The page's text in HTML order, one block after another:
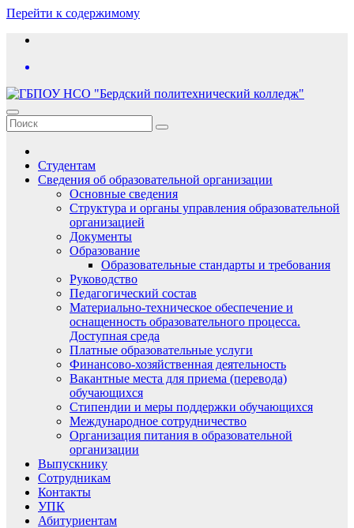
Перейти к содержимому
Студентам
Сведения об образовательной организации
Основные сведения
Структура и органы управления образовательной
организацией
Документы
Образование
Образовательные стандарты и требования
Руководство
Педагогический состав
Материально-техническое обеспечение и
оснащенность образовательного процесса.
Доступная среда
Платные образовательные услуги
Финансово-хозяйственная деятельность
Вакантные места для приема (перевода)
обучающихся
Стипендии и меры поддержки обучающихся
Международное сотрудничество
Организация питания в образовательной
организации
Выпускнику
Сотрудникам
Контакты
УПК
Абитуриентам